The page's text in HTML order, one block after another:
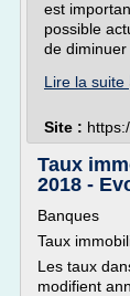
est
possible
de diminuer
Lire la suite
Site :
Taux
2018 -
Banques
Taux
Les taux
modifient